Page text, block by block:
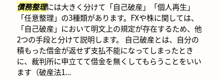
債務整理には大きく分けて「自己破産」「個人再生」
「任意整理」の3種類があります。FXや株に関しては、
「自己破産」において明文上の規定が存在するため、他
2つの手段と分けて説明します。 自己破産とは、自分の
積もった借金が返せず支払不能になってしまったとき
に、裁判所に申立てて借金を無くしてもらうことをいい
ます（破産法1...